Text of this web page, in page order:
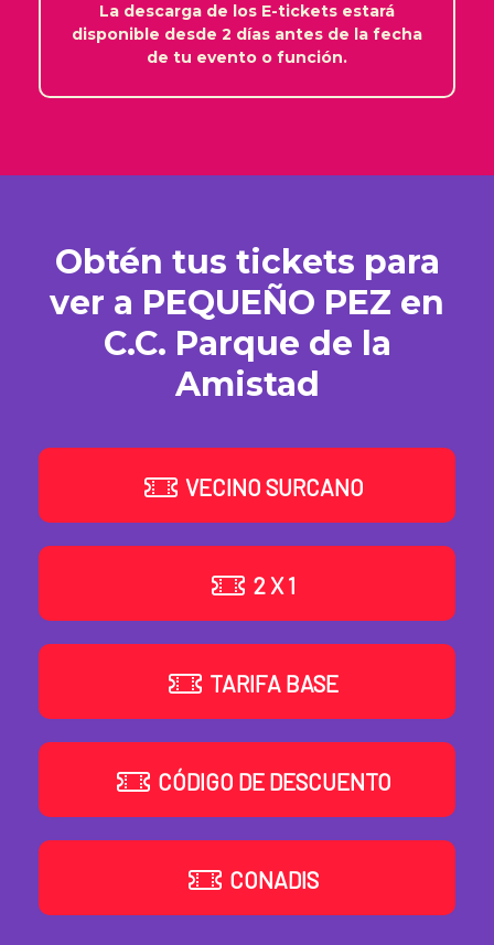
La descarga de los E-tickets estará
disponible desde 2 días antes de la fecha
de tu evento o función.
Obtén tus tickets para
ver a PEQUEÑO PEZ en
C.C. Parque de la
Amistad
VECINO SURCANO
2 X 1
TARIFA BASE
CÓDIGO DE DESCUENTO
CONADIS